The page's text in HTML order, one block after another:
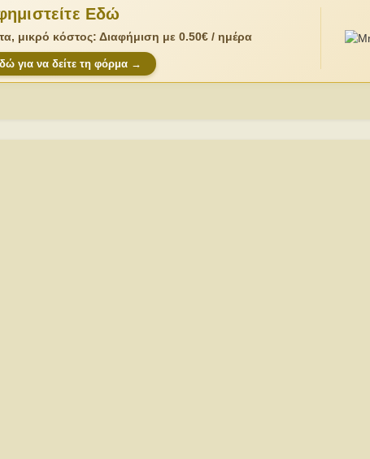
Εδώ
μικρό κόστος: Διαφήμιση με 0.50€ / ημέρα
για να δείτε τη φόρμα →